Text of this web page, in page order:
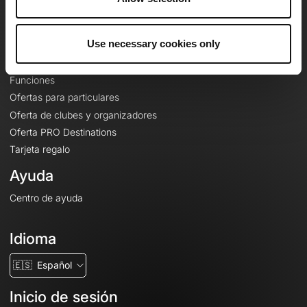
Use necessary cookies only
Le Mag'
Mapas base topográficos
Funciones
Ofertas para particulares
Oferta de clubes y organizadores
Oferta PRO Destinations
Tarjeta regalo
Ayuda
Centro de ayuda
Idioma
🇪🇸 Español
Inicio de sesión